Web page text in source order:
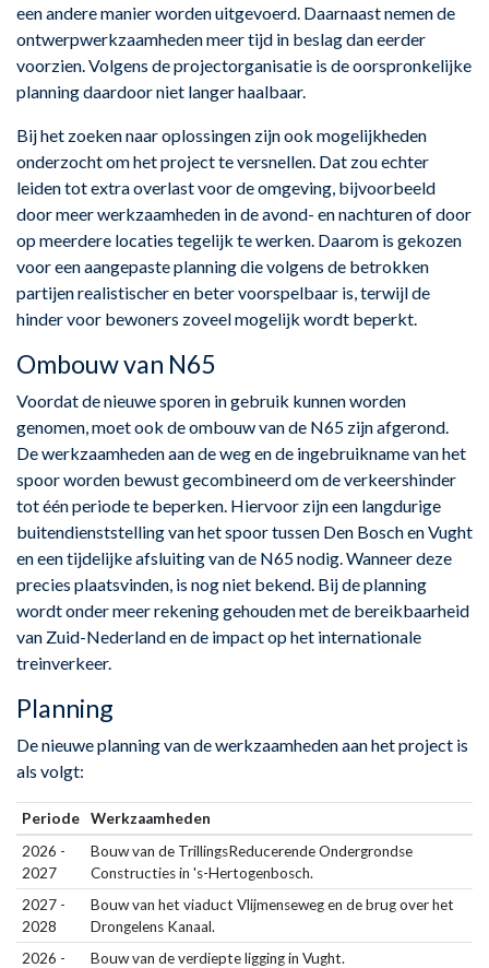
een andere manier worden uitgevoerd. Daarnaast nemen de
ontwerpwerkzaamheden meer tijd in beslag dan eerder
voorzien. Volgens de projectorganisatie is de oorspronkelijke
planning daardoor niet langer haalbaar.
Bij het zoeken naar oplossingen zijn ook mogelijkheden
onderzocht om het project te versnellen. Dat zou echter
leiden tot extra overlast voor de omgeving, bijvoorbeeld
door meer werkzaamheden in de avond- en nachturen of door
op meerdere locaties tegelijk te werken. Daarom is gekozen
voor een aangepaste planning die volgens de betrokken
partijen realistischer en beter voorspelbaar is, terwijl de
hinder voor bewoners zoveel mogelijk wordt beperkt.
Ombouw van N65
Voordat de nieuwe sporen in gebruik kunnen worden
genomen, moet ook de ombouw van de N65 zijn afgerond.
De werkzaamheden aan de weg en de ingebruikname van het
spoor worden bewust gecombineerd om de verkeershinder
tot één periode te beperken. Hiervoor zijn een langdurige
buitendienststelling van het spoor tussen Den Bosch en Vught
en een tijdelijke afsluiting van de N65 nodig. Wanneer deze
precies plaatsvinden, is nog niet bekend. Bij de planning
wordt onder meer rekening gehouden met de bereikbaarheid
van Zuid-Nederland en de impact op het internationale
treinverkeer.
Planning
De nieuwe planning van de werkzaamheden aan het project is
als volgt:
Periode
Werkzaamheden
2026 -
2027
Bouw van de TrillingsReducerende Ondergrondse
Constructies in 's-Hertogenbosch.
2027 -
2028
Bouw van het viaduct Vlijmenseweg en de brug over het
Drongelens Kanaal.
2026 -
Bouw van de verdiepte ligging in Vught.